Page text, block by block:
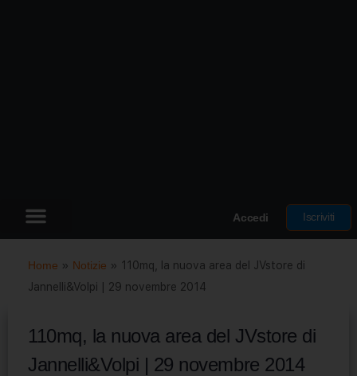
Accedi Iscriviti
Home » Notizie » 110mq, la nuova area del JVstore di
Jannelli&Volpi | 29 novembre 2014
110mq, la nuova area del JVstore di
Jannelli&Volpi | 29 novembre 2014